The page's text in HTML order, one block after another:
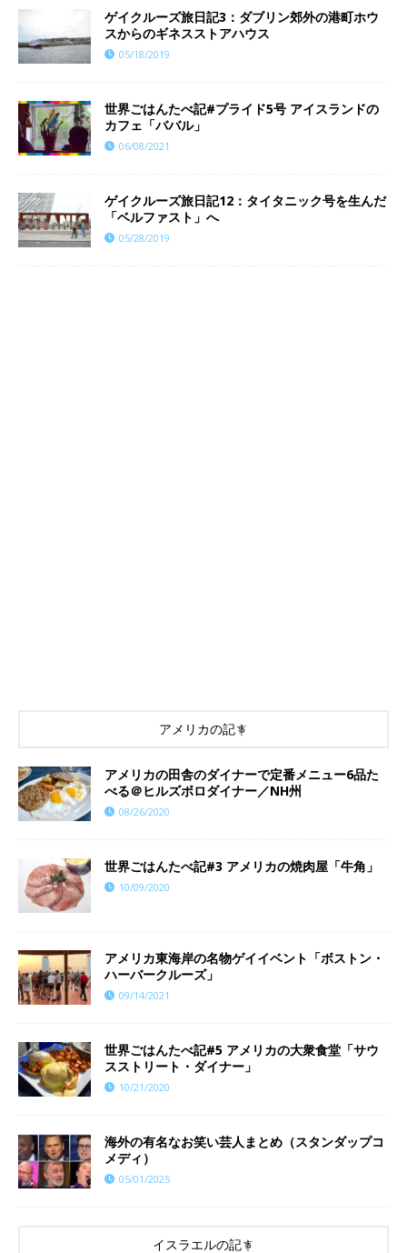
ゲイクルーズ旅日記3：ダブリン郊外の港町ホウ
スからのギネスストアハウス
05/18/2019
世界ごはんたべ記#プライド5号 アイスランドの
カフェ「ババル」
06/08/2021
ゲイクルーズ旅日記12：タイタニック号を生んだ
「ベルファスト」へ
05/28/2019
アメリカの記事
アメリカの田舎のダイナーで定番メニュー6品た
べる＠ヒルズボロダイナー／NH州
08/26/2020
世界ごはんたべ記#3 アメリカの焼肉屋「牛角」
10/09/2020
アメリカ東海岸の名物ゲイイベント「ボストン・
ハーバークルーズ」
09/14/2021
世界ごはんたべ記#5 アメリカの大衆食堂「サウ
スストリート・ダイナー」
10/21/2020
海外の有名なお笑い芸人まとめ（スタンダップコ
メディ）
05/01/2025
イスラエルの記事